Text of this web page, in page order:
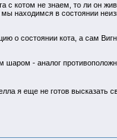
не знаем, то ли он
находимся в состоянии
о состоянии кота, а сам
- аналог
я еще не готов высказать